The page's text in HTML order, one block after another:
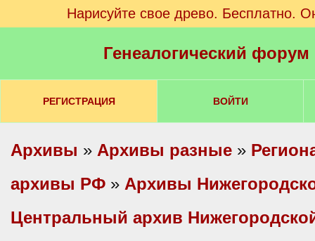
Нарисуйте свое древо. Бесплатно.
Генеалогический
РЕГИСТРАЦИЯ ВОЙТИ
Архивы » Архивы разные »
архивы РФ » Архивы
Центральный архив